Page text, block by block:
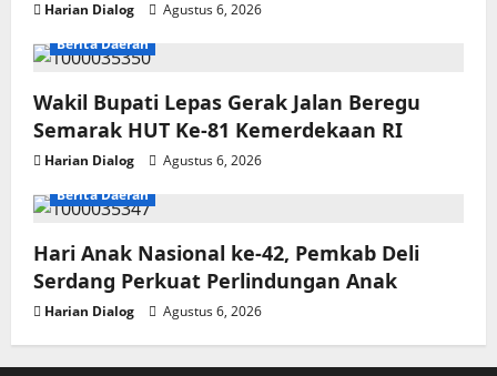
Harian Dialog
Agustus 6, 2026
Berita Daerah
Wakil Bupati Lepas Gerak Jalan Beregu
Semarak HUT Ke-81 Kemerdekaan RI
Harian Dialog
Agustus 6, 2026
Berita Daerah
Hari Anak Nasional ke-42, Pemkab Deli
Serdang Perkuat Perlindungan Anak
Harian Dialog Agustus 6, 2026